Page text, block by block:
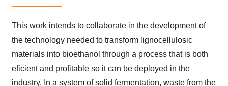
This work intends to collaborate in the development of
the technology needed to transform lignocellulosic
materials into bioethanol through a process that is both
eficient and profitable so it can be deployed in the
industry. In a system of solid fermentation, waste from the